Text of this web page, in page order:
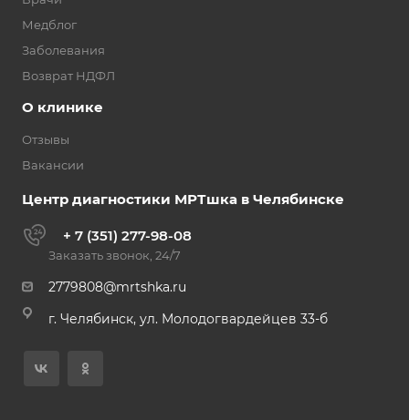
Медблог
Заболевания
Возврат НДФЛ
О клинике
Отзывы
Вакансии
Центр диагностики МРТшка в Челябинске
+ 7 (351) 277-98-08
Заказать звонок, 24/7
2779808@mrtshka.ru
г. Челябинск, ул. Молодогвардейцев 33-б